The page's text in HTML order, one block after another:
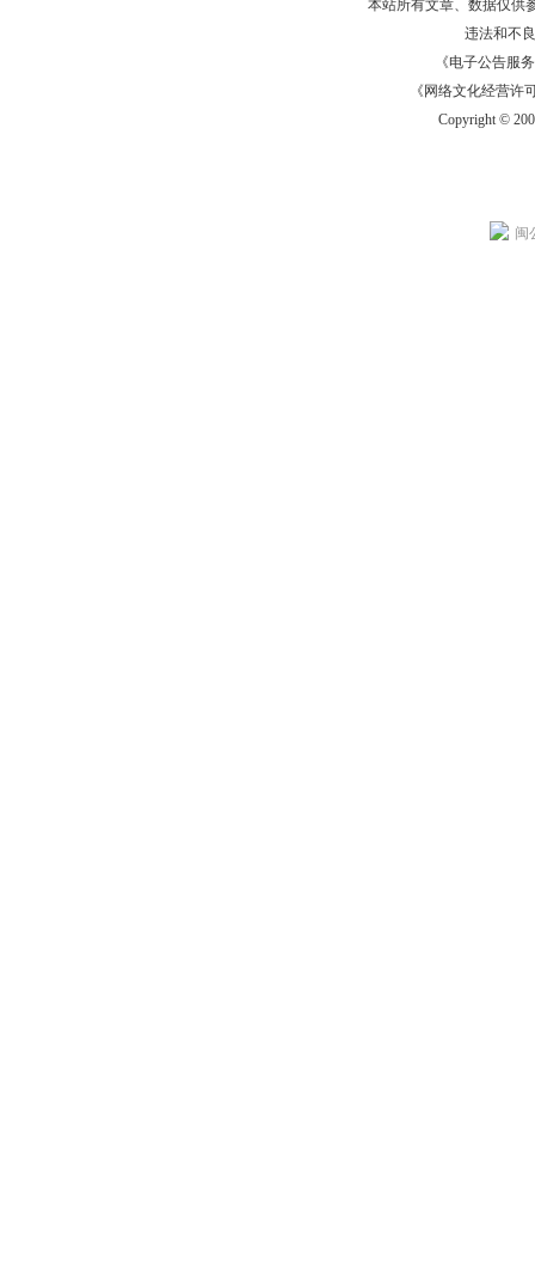
本站所有文章、数据仅供
违法和不
《电子公告服务
《网络文化经营许
Copyright ©
闽